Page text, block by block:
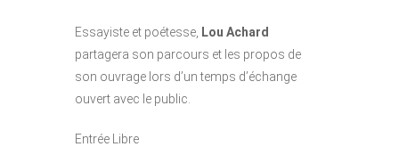
Essayiste et poétesse, Lou Achard
partagera son parcours et les propos de
son ouvrage lors d’un temps d’échange
ouvert avec le public.
Entrée Libre